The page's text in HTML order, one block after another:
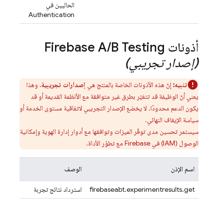
الحاليين في
Authentication
أذونات Firebase A/B Testing
(إصدار تجريبي)
تنبيه: إنّ هذه الأذونات الخاصة بالمنتج هي إصدارات تجريبية. وهذا
يعني أنّ الوظيفة قد تتغيّر بطرق غير متوافقة مع الأنظمة القديمة أو قد
يكون الدعم محدودًا. لا يخضع الإصدار التجريبي لاتفاقية مستوى الخدمة أو
سياسة الإيقاف النهائي.
سيستمر تحسين مدى توفّر الميزات وتوافقها مع أدوار إدارة الهوية وإمكانية
الوصول (IAM) في Firebase مع تطوّر الأداة.
اسم الإذن الوصف
firebaseabt.experimentresults.get
استرداد نتائج تجربة